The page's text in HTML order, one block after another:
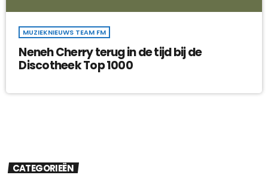
MUZIEKNIEUWS TEAM FM
Neneh Cherry terug in de tijd bij de
Discotheek Top 1000
CATEGORIEËN